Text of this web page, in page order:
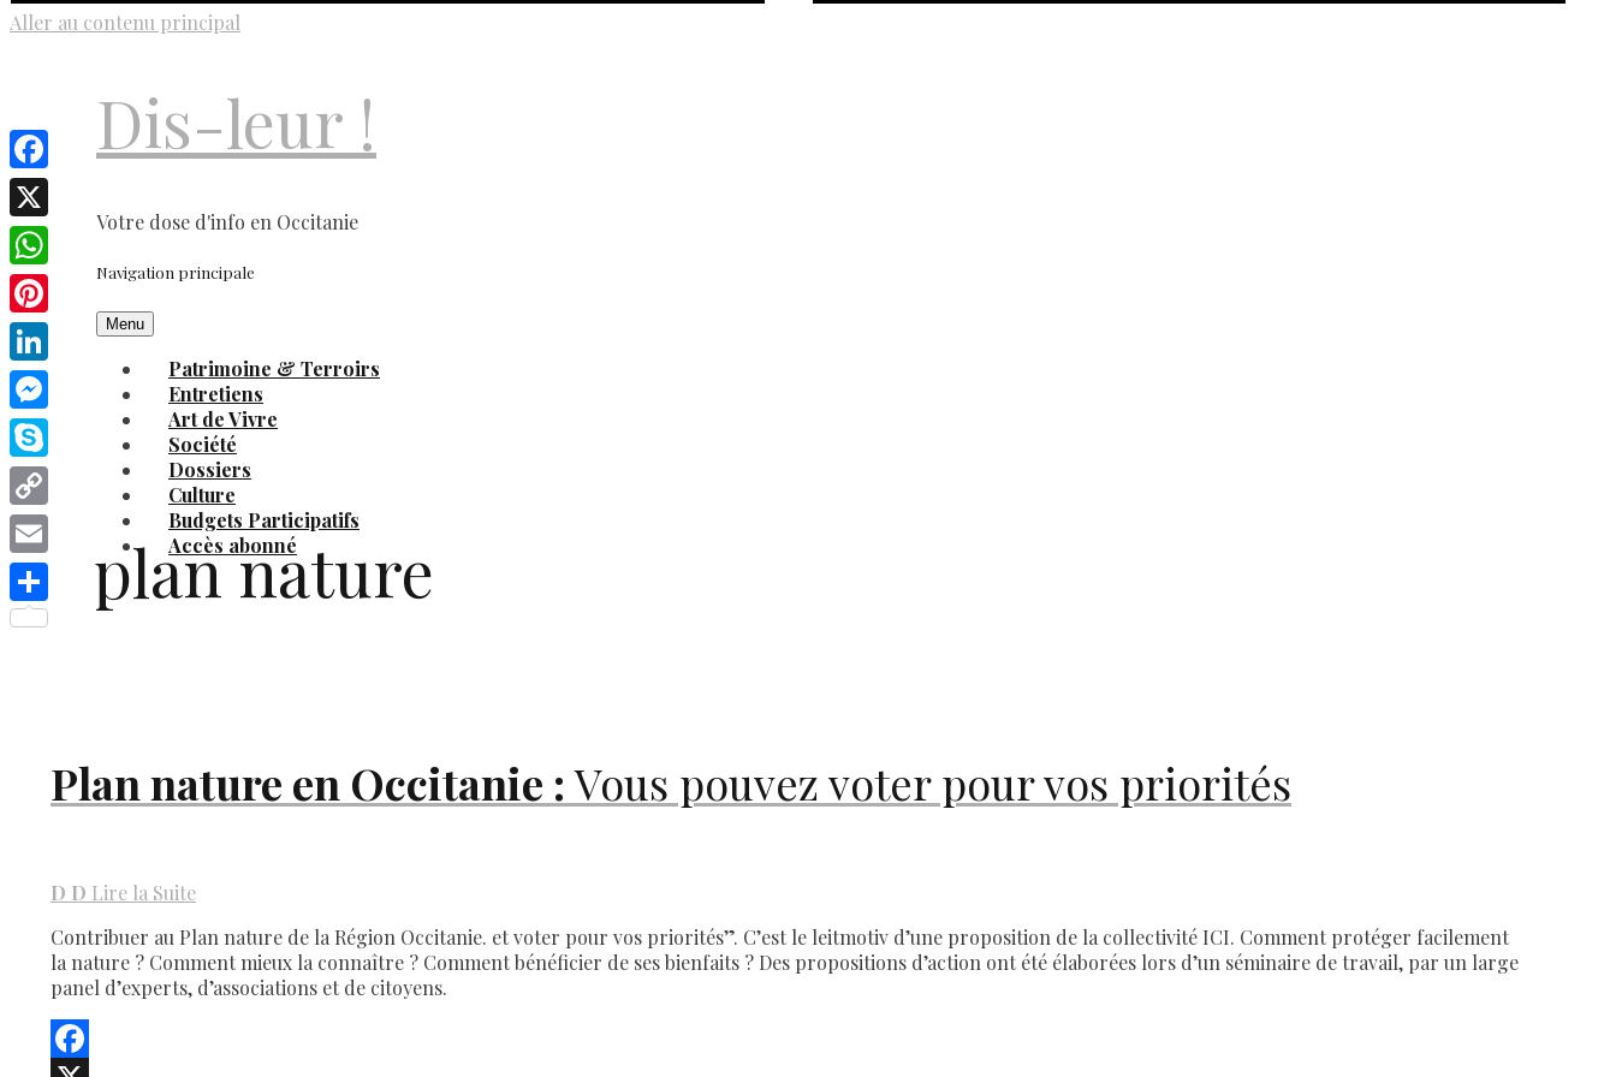
Aller au contenu principal
Dis-leur !
Votre dose d'info en Occitanie
Navigation principale
Menu
Patrimoine & Terroirs
Entretiens
Art de Vivre
Société
Dossiers
Culture
Budgets Participatifs
Accès abonné
plan nature
Plan nature en Occitanie :Vous pouvez voter pour vos priorités
D D Lire la Suite
Contribuer au Plan nature de la Région Occitanie. et voter pour vos priorités”. C’est le leitmotiv d’une proposition de la collectivité ICI. Comment protéger facilement
la nature ? Comment mieux la connaître ? Comment bénéficier de ses bienfaits ? Des propositions d’action ont été élaborées lors d’un séminaire de travail, par un large
panel d’experts, d’associations et de citoyens.
Facebook
X
WhatsApp
Pinterest
LinkedIn
Messenger
Skype
Copy
Link
Email
Share